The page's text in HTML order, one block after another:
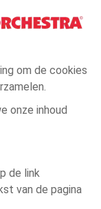
om de cookies
onze inhoud
de link
van de pagina